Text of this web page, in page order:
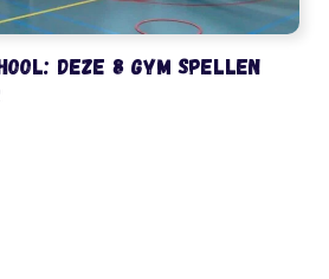
deze 8 gym spellen